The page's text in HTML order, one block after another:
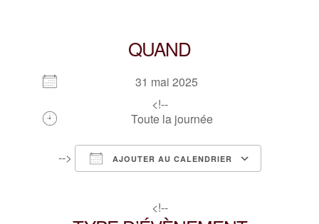
QUAND
31 mai 2025
<!--
Toute la journée
--> AJOUTER AU CALENDRIER
<!--